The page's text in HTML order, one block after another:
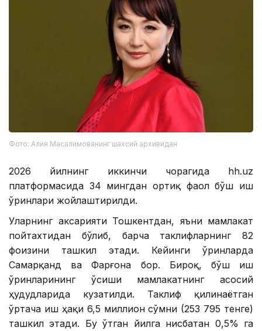
Фото: Алия Масалимованинг шахсий архивидан
2026 йилнинг иккинчи чорагида hh.uz
платформасида 34 мингдан ортиқ фаол бўш иш
ўринлари жойлаштирилди.
Уларнинг аксарияти Тошкентдан, яъни мамлакат
пойтахтидан бўлиб, барча таклифларнинг 82
фоизини ташкил этади. Кейинги ўринларда
Самарқанд ва Фарғона бор. Бироқ, бўш иш
ўринларининг ўсиши мамлакатнинг асосий
ҳудудларида кузатилди. Таклиф қилинаётган
ўртача иш ҳақи 6,5 миллион сўмни (253 795 тенге)
ташкил этади. Бу ўтган йилга нисбатан 0,5% га